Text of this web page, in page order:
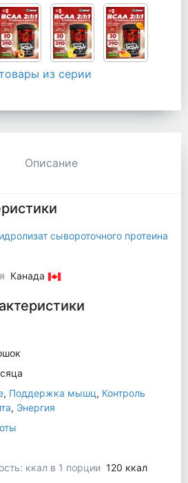
из серии
Описание
сывороточного протеина
Канада
, Поддержка мышц, Контроль
, Энергия
ккал в 1 порции 120 ккал